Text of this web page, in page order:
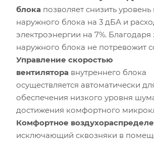
блока позволяет снизить
наружного блока на 3 дБА и
электроэнергии на 7%. Благодаря
наружного блока не потревожит
Управление скоростью
вентилятора внутреннего блока
осуществляется автоматически
обеспечения низкого уровня
достижения комфортного
Комфортное
исключающий сквозняки в